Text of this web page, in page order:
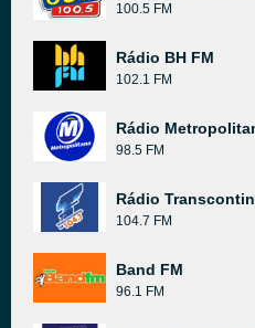
100.5 FM
Rádio BH FM
102.1 FM
Rádio
98.5 FM
Rádio
104.7 FM
Band FM
96.1 FM